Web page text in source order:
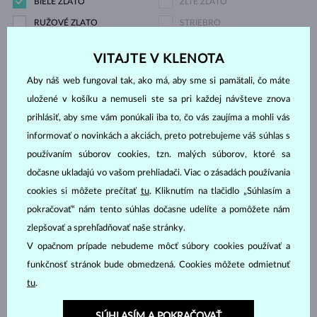
RUŽOVÉ ZLATO STRIEBRO
Drahokam
ZIRKÓNIE DIAMANT
DIAMANT LAB GROWN DIAMANT LAB GROWN
MODRÝ
RŮŽOVÝ
DIAMANT CHAMPAGNE DIAMANT MODRÝ
DIAMANT ŽLTÝ DIAMANT ZELENÝ
ZAFÍR MODRÝ ZAFÍR RUŽOVÝ
ZAFÍR ŽLTÝ
PERLA
VITAJTE V KLENOTA
Aby náš web fungoval tak, ako má, aby sme si pamätali, čo máte
uložené v košíku a nemuseli ste sa pri každej návšteve znova
prihlásiť, aby sme vám ponúkali iba to, čo vás zaujíma a mohli vás
informovať o novinkách a akciách, preto potrebujeme váš súhlas s
používaním súborov cookies, tzn. malých súborov, ktoré sa
dočasne ukladajú vo vašom prehliadači. Viac o zásadách používania
cookies si môžete prečítať tu. Kliknutím na tlačidlo „Súhlasím a
pokračovať“ nám tento súhlas dočasne udelíte a pomôžete nám
zlepšovať a sprehľadňovať naše stránky.
V opačnom prípade nebudeme môcť súbory cookies používať a
funkčnosť stránok bude obmedzená. Cookies môžete odmietnuť
tu.